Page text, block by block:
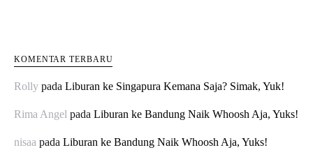
KOMENTAR TERBARU
Rolly pada Liburan ke Singapura Kemana Saja? Simak, Yuk!
Rima Angel pada Liburan ke Bandung Naik Whoosh Aja, Yuks!
nisaa pada Liburan ke Bandung Naik Whoosh Aja, Yuks!